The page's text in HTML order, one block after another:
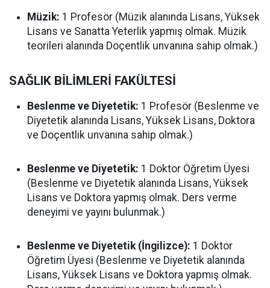
Müzik: 1 Profesör (Müzik alanında Lisans, Yüksek
Lisans ve Sanatta Yeterlik yapmış olmak. Müzik
teorileri alanında Doçentlik unvanına sahip olmak.)
SAĞLIK BİLİMLERİ FAKÜLTESİ
Beslenme ve Diyetetik: 1 Profesör (Beslenme ve
Diyetetik alanında Lisans, Yüksek Lisans, Doktora
ve Doçentlik unvanına sahip olmak.)
Beslenme ve Diyetetik: 1 Doktor Öğretim Üyesi
(Beslenme ve Diyetetik alanında Lisans, Yüksek
Lisans ve Doktora yapmış olmak. Ders verme
deneyimi ve yayını bulunmak.)
Beslenme ve Diyetetik (İngilizce): 1 Doktor
Öğretim Üyesi (Beslenme ve Diyetetik alanında
Lisans, Yüksek Lisans ve Doktora yapmış olmak.